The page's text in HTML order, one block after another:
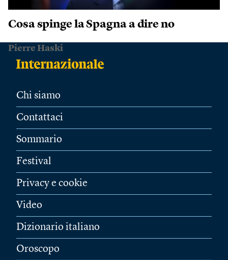
Cosa spinge la Spagna a dire no
Pierre Haski
Chi siamo
Contattaci
Sommario
Festival
Privacy e cookie
Video
Dizionario italiano
Oroscopo